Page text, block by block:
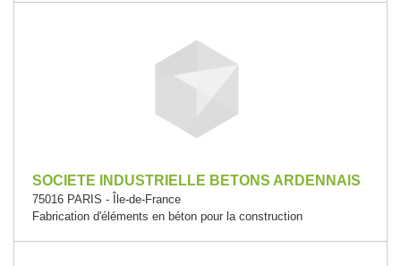
SOCIETE INDUSTRIELLE BETONS ARDENNAIS
75016 PARIS - Île-de-France
Fabrication d'éléments en béton pour la construction